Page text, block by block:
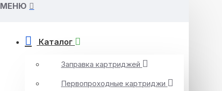
МЕНЮ
Каталог
Заправка картриджей
Первопроходные картриджи